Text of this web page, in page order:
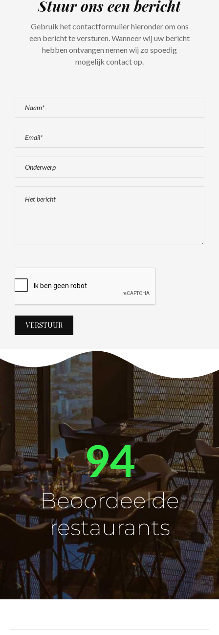
Stuur ons een bericht
Gebruik het contactformulier hieronder om ons
een bericht te versturen. Wanneer wij uw bericht
hebben ontvangen nemen wij zo spoedig
mogelijk contact op.
102
Beoordeelde
restaurants